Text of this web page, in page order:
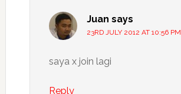
Juan says
23RD JULY 2012 AT 10:56 PM
saya x join lagi
Reply